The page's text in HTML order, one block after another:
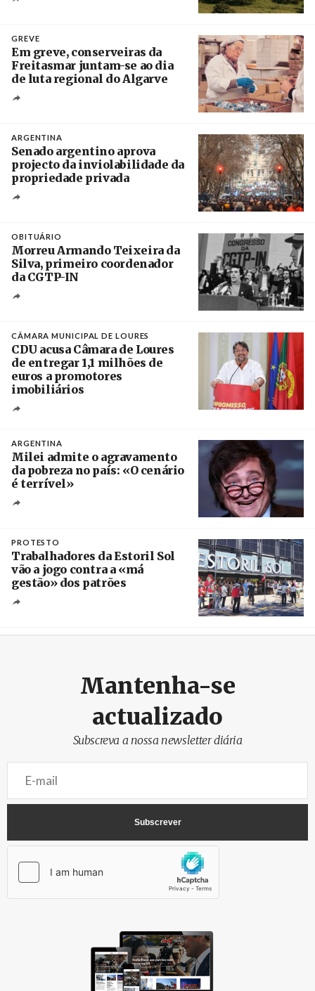
GREVE
Em greve, conserveiras da
Freitasmar juntam-se ao dia
de luta regional do Algarve
ARGENTINA
Senado argentino aprova
projecto da inviolabilidade da
propriedade privada
OBITUÁRIO
Morreu Armando Teixeira da
Silva, primeiro coordenador
da CGTP-IN
CÂMARA MUNICIPAL DE LOURES
CDU acusa Câmara de Loures
de entregar 1,1 milhões de
euros a promotores
imobiliários
ARGENTINA
Milei admite o agravamento
da pobreza no país: «O cenário
é terrível»
PROTESTO
Trabalhadores da Estoril Sol
vão a jogo contra a «má
gestão» dos patrões
Mantenha-se
actualizado
Subscreva a nossa newsletter diária